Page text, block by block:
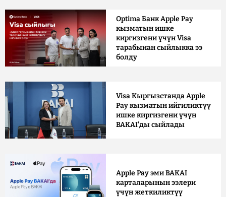
Optima Банк Apple Pay
кызматын ишке
киргизгени үчүн Visa
тарабынан сыйлыкка ээ
болду
Visa Кыргызстанда Apple
Pay кызматын ийгиликтүү
ишке киргизгени үчүн
BAKAI'ды сыйлады
Apple Pay эми BAKAI
карталарынын ээлери
үчүн жеткиликтүү